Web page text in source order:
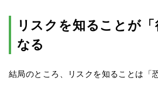
リスクを知ることが
なる
結局のところ、リスクを知ることは「